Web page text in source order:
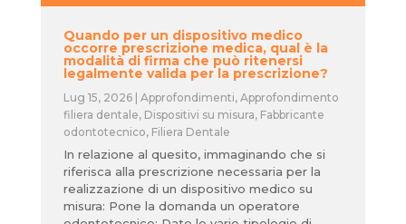
Quando per un dispositivo medico
occorre prescrizione medica, qual è la
modalità di firma che può ritenersi
legalmente valida per la prescrizione?
Lug 15, 2026| Approfondimenti, Approfondimento
filiera dentale, Dispositivi su misura, Fabbricante
odontotecnico, Filiera Dentale
In relazione al quesito, immaginando che si
riferisca alla prescrizione necessaria per la
realizzazione di un dispositivo medico su
misura: Pone la domanda un operatore